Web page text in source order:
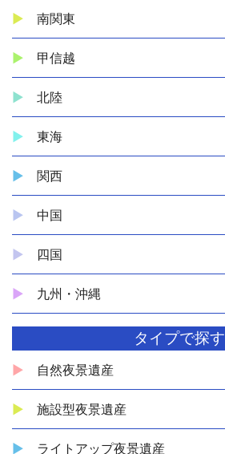
南関東
甲信越
北陸
東海
関西
中国
四国
九州・沖縄
タイプで探す
自然夜景遺産
施設型夜景遺産
ライトアップ夜景遺産